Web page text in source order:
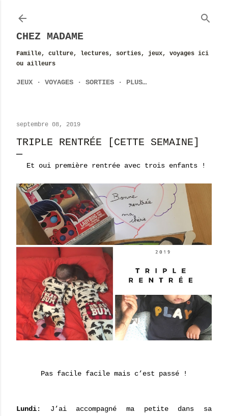
CHEZ MADAME
Famille, culture, lectures, sorties, jeux, voyages ici
ou ailleurs
JEUX VOYAGES SORTIES PLUS…
septembre 08, 2019
TRIPLE RENTRÉE [CETTE SEMAINE]
Et oui première rentrée avec trois enfants !
Pas facile facile mais c’est passé !
Lundi: J’ai accompagné ma petite dans sa